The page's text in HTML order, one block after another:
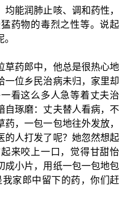
能润肺止咳、调和药性，
药物的毒烈之性等。说起
草药郎中，他总是很热心地
一位乡民治病未归，家里却
看这么多人急等着丈夫治
自琢磨：丈夫替人看病，不
，一包一包地往外发放，
的人打发了呢？她忽然想起
来咬上一口，觉得甘甜怡
成小片，用纸一包一包地包
家郎中留下的药，你们赶